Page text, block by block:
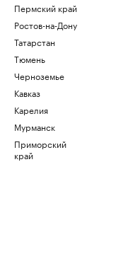
Пермский край
Ростов-на-Дону
Татарстан
Тюмень
Черноземье
Кавказ
Карелия
Мурманск
Приморский
край